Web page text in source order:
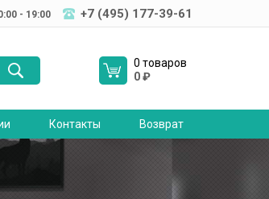
- 19:00 +7 (495) 177-39-61
0 товаров
0₽
Контакты Возврат